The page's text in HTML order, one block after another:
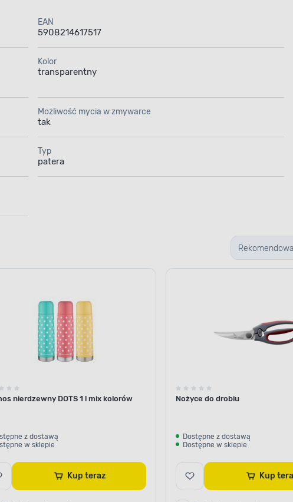
EAN
5908214617517
Kolor
transparentny
Możliwość mycia w zmywarce
tak
Typ
patera
nierdzewny DOTS 1 l mix kolorów
z dostawą
w sklepie
Kup teraz
Nożyce do drobiu
Dostępne z dostawą
Dostępne w sklepie
Kup